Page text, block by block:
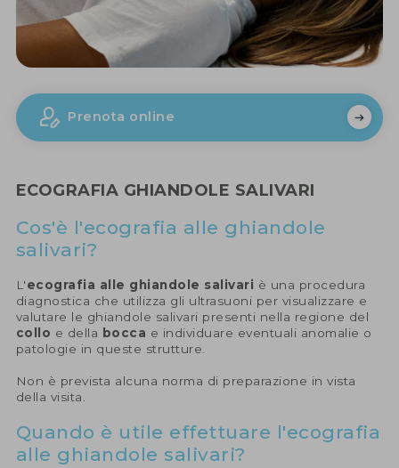
Prenota online
ECOGRAFIA GHIANDOLE SALIVARI
Cos'è l'ecografia alle ghiandole
salivari?
L'ecografia alle ghiandole salivari è una procedura
diagnostica che utilizza gli ultrasuoni per visualizzare e
valutare le ghiandole salivari presenti nella regione del
collo e della bocca e individuare eventuali anomalie o
patologie in queste strutture.
Non è prevista alcuna norma di preparazione in vista
della visita.
Quando è utile effettuare l'ecografia
alle ghiandole salivari?